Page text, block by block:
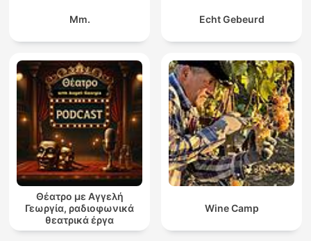
Mm. Echt Gebeurd
Θέατρο με Αγγελή
Γεωργία, ραδιοφωνικά
θεατρικά έργα
Wine Camp